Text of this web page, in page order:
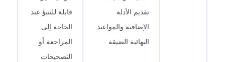
تقديم الأدلة
الإضافية والمواعيد
النهائية الضيقة
قابلة للتنبؤ عند
الحاجة إلى
المراجعة أو
التصحيحات